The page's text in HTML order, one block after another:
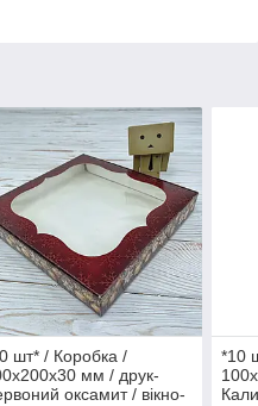
шт* / Коробка /
мм / друк-
оксамит / вікно-
*10